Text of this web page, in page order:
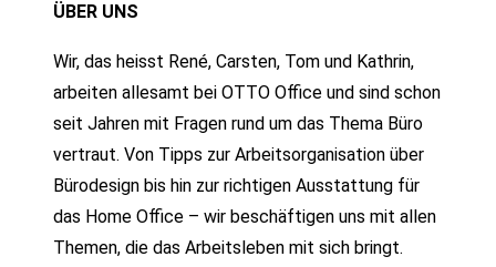
ÜBER UNS
Wir, das heisst René, Carsten, Tom und Kathrin,
arbeiten allesamt bei OTTO Office und sind schon
seit Jahren mit Fragen rund um das Thema Büro
vertraut. Von Tipps zur Arbeitsorganisation über
Bürodesign bis hin zur richtigen Ausstattung für
das Home Office – wir beschäftigen uns mit allen
Themen, die das Arbeitsleben mit sich bringt.